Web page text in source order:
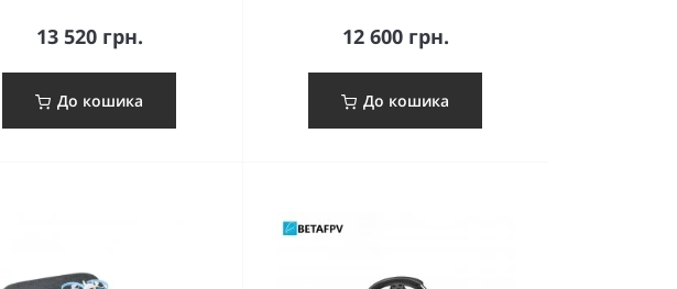
13 520 грн.
До кошика
12 600 грн.
До кошика